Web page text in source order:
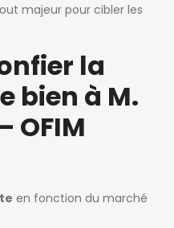
majeur pour cibler les
la
bien à M.
OFIM
en fonction du marché